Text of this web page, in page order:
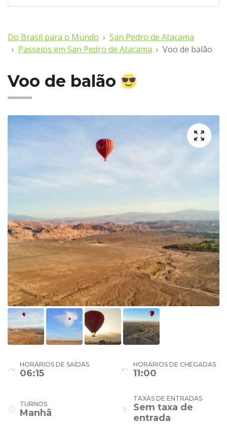
Do Brasil para o Mundo
San Pedro de Atacama
Passeios em San Pedro de Atacama
Voo de balão
Voo de balão
redo
HORÁRIOS DE SAÍDAS
06:15 undo
HORÁRIOS DE CHEGADAS
11:00
schedule
TURNOS
Manhã attach_money
TAXAS DE ENTRADAS
Sem taxa de
entrada